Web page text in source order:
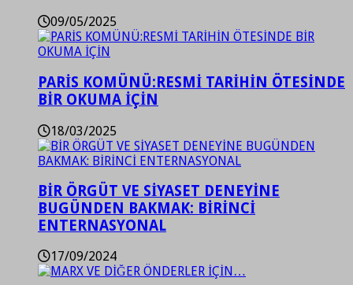
09/05/2025
PARİS KOMÜNÜ:RESMİ TARİHİN ÖTESİNDE
BİR OKUMA İÇİN
18/03/2025
BİR ÖRGÜT VE SİYASET DENEYİNE
BUGÜNDEN BAKMAK: BİRİNCİ
ENTERNASYONAL
17/09/2024